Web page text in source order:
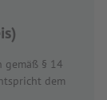
gemäß § 14
dem